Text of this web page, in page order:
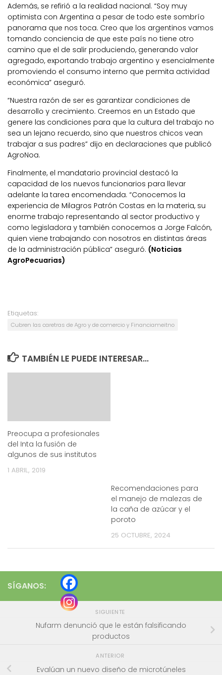
Además, se refirió a la realidad nacional. “Soy muy
optimista con Argentina a pesar de todo este sombrío
panorama que nos toca. Creo que los argentinos vamos
tomando conciencia de que este país no tiene otro
camino que el de salir produciendo, generando valor
agregado, exportando trabajo argentino y esencialmente
promoviendo el consumo interno que permita actividad
económica” aseguró.
“Nuestra razón de ser es garantizar condiciones de
desarrollo y crecimiento. Creemos en un Estado que
genere las condiciones para que la cultura del trabajo no
sea un lejano recuerdo, sino que nuestros chicos vean
trabajar a sus padres” dijo en declaraciones que publicó
AgroNoa.
Finalmente, el mandatario provincial destacó la
capacidad de los nuevos funcionarios para llevar
adelante la tarea encomendada. “Conocemos la
experiencia de Milagros Patrón Costas en la materia, su
enorme trabajo representando al sector productivo y
como legisladora y también conocemos a Jorge Falcón,
quien viene trabajando con nosotros en distintas áreas
de la administración pública” aseguró. (Noticias
AgroPecuarias)
Etiquetas:
Cubren las caretras de Agro y de comercio y Financiameitno
TAMBIÉN LE PUEDE INTERESAR...
Preocupa a profesionales
del Inta la fusión de
algunos de sus institutos
1 ABRIL, 2019
Recomendaciones para
el manejo de malezas de
la caña de azúcar y el
poroto
25 OCTUBRE, 2024
SÍGANOS:
SIGUIENTE
Nufarm denunció que le están falsificando
productos
ANTERIOR
Evalúan un nuevo diseño de microtúneles